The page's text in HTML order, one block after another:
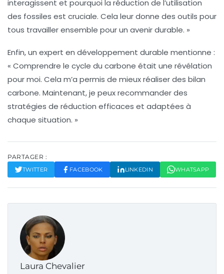
interagissent et pourquoi la réduction de l’utilisation
des fossiles est cruciale. Cela leur donne des outils pour
tous travailler ensemble pour un avenir durable. »
Enfin, un expert en développement durable mentionne :
« Comprendre le cycle du carbone était une révélation
pour moi. Cela m’a permis de mieux réaliser des bilan
carbone. Maintenant, je peux recommander des
stratégies de réduction efficaces et adaptées à
chaque situation. »
PARTAGER :
TWITTER FACEBOOK LINKEDIN WHATSAPP
Laura Chevalier